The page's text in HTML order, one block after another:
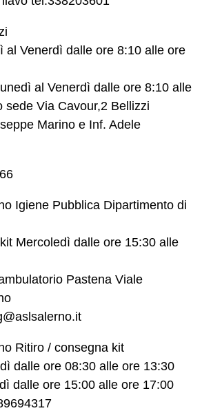
al Venerdì dalle ore 8:10 alle ore
al Venerdì dalle ore 8:10 alle
Via Cavour,2 Bellizzi
Marino e Inf. Adele
Igiene Pubblica Dipartimento di
Mercoledì dalle ore 15:30 alle
Pastena Viale
Ritiro / consegna kit
dalle ore 08:30 alle ore 13:30
dalle ore 15:00 alle ore 17:00